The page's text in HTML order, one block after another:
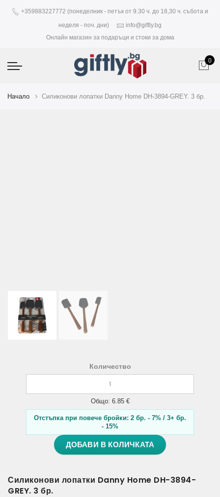
+359883227772 (понеделник - петък от 9.30 ч. до 18,30 ч. събота и
неделя - поч. дни)
info@giftly.bg
Онлайн магазин за подаръци и стоки за дома
0
Начало Силиконови лопатки Danny Home DH-3894-GREY. 3 бр.
Количество
Общо: 6.85 €
Отстъпка при повече бройки: 2 бр. - 7% / 3+ бр.
- 15%
ДОБАВИ В КОЛИЧКАТА
Силиконови лопатки Danny Home DH-3894-
GREY. 3 бр.